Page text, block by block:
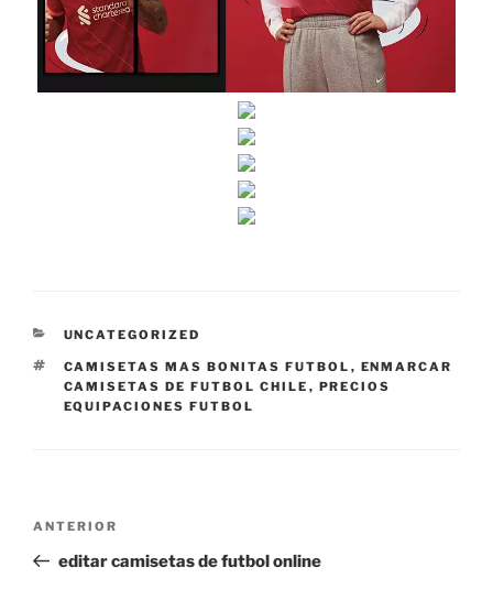
CATEGORÍAS
UNCATEGORIZED
ETIQUETAS
CAMISETAS MAS BONITAS FUTBOL , ENMARCAR
CAMISETAS DE FUTBOL CHILE , PRECIOS
EQUIPACIONES FUTBOL
entradas
Entrada
anterior:
ANTERIOR
editar camisetas de futbol online